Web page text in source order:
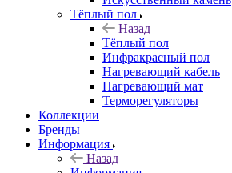
Тёплый пол
Назад
Тёплый пол
Инфракрасный пол
Нагревающий кабель
Нагревающий мат
Терморегуляторы
Коллекции
Бренды
Информация
Назад